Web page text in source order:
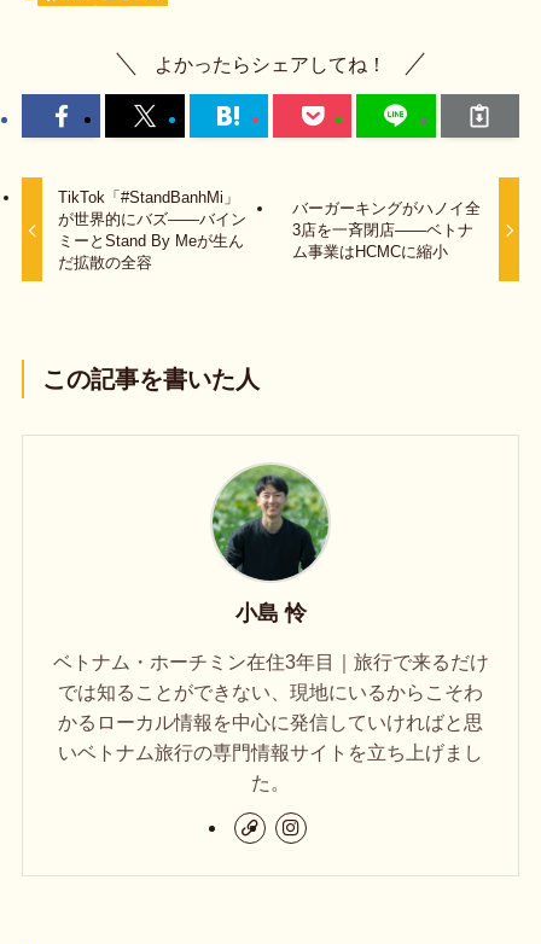
よかったらシェアしてね！
TikTok「#StandBanhMi」
が世界的にバズ——バイン
ミーとStand By Meが生ん
だ拡散の全容
バーガーキングがハノイ全
3店を一斉閉店——ベトナ
ム事業はHCMCに縮小
この記事を書いた人
小島 怜
ベトナム・ホーチミン在住3年目｜旅行で来るだけ
では知ることができない、現地にいるからこそわ
かるローカル情報を中心に発信していければと思
いベトナム旅行の専門情報サイトを立ち上げまし
た。